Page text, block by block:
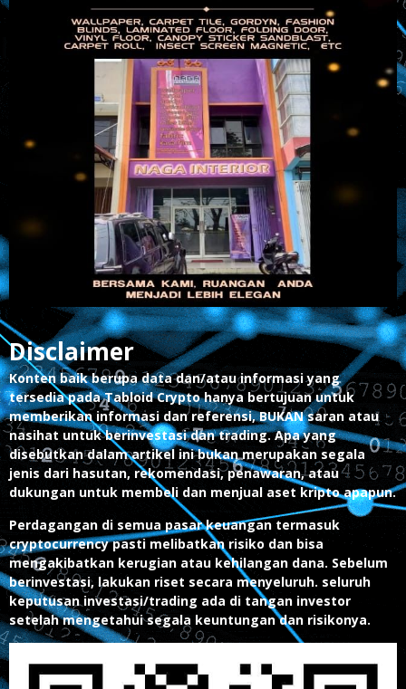
Disclaimer
Konten baik berupa data dan/atau informasi yang
tersedia pada Tabloid Crypto hanya bertujuan untuk
memberikan informasi dan referensi, BUKAN saran atau
nasihat untuk berinvestasi dan trading. Apa yang
disebutkan dalam artikel ini bukan merupakan segala
jenis dari hasutan, rekomendasi, penawaran, atau
dukungan untuk membeli dan menjual aset kripto apapun.
Perdagangan di semua pasar keuangan termasuk
cryptocurrency pasti melibatkan risiko dan bisa
mengakibatkan kerugian atau kehilangan dana. Sebelum
berinvestasi, lakukan riset secara menyeluruh. seluruh
keputusan investasi/trading ada di tangan investor
setelah mengetahui segala keuntungan dan risikonya.